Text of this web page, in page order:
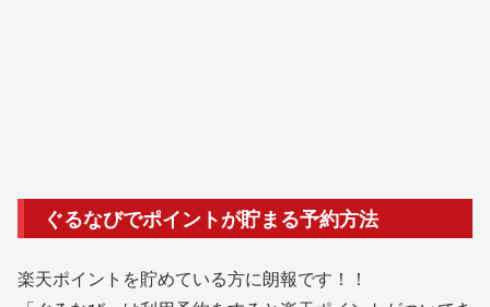
ぐるなびでポイントが貯まる予約方法
楽天ポイントを貯めている方に朗報です！！